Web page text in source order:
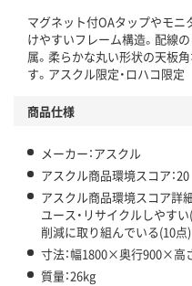
この商品の環境配慮ポイント
アスクル商品環境スコア詳細
マグネット付OAタップやモニ
けやすいフレーム構造。配線
属。柔らかな丸い形状の天板
す。アスクル限定・ロハコ限定
商品仕様
メーカー：アスクル
アスクル商品環境スコア：20
アスクル商品環境スコア詳
ユース・リサイクルしやす
削減に取り組んでいる(10点)
寸法：幅1800×奥行900×高
質量：26kg